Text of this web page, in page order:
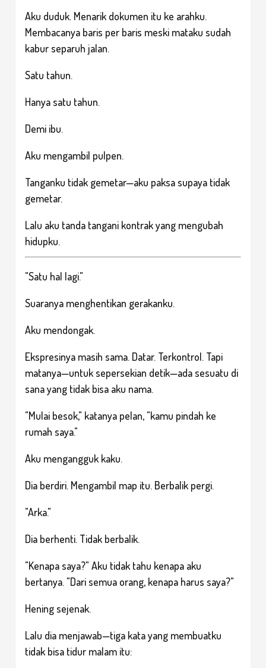
Aku duduk. Menarik dokumen itu ke arahku.
Membacanya baris per baris meski mataku sudah
kabur separuh jalan.
Satu tahun.
Hanya satu tahun.
Demi ibu.
Aku mengambil pulpen.
Tanganku tidak gemetar—aku paksa supaya tidak
gemetar.
Lalu aku tanda tangani kontrak yang mengubah
hidupku.
"Satu hal lagi."
Suaranya menghentikan gerakanku.
Aku mendongak.
Ekspresinya masih sama. Datar. Terkontrol. Tapi
matanya—untuk sepersekian detik—ada sesuatu di
sana yang tidak bisa aku nama.
"Mulai besok," katanya pelan, "kamu pindah ke
rumah saya."
Aku mengangguk kaku.
Dia berdiri. Mengambil map itu. Berbalik pergi.
"Arka."
Dia berhenti. Tidak berbalik.
"Kenapa saya?" Aku tidak tahu kenapa aku
bertanya. "Dari semua orang, kenapa harus saya?"
Hening sejenak.
Lalu dia menjawab—tiga kata yang membuatku
tidak bisa tidur malam itu: